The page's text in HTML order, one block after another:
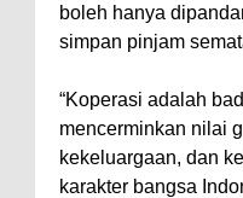
boleh hanya
simpan pinjam
“Koperasi adalah
mencerminkan nilai
kekeluargaan, dan
karakter bangsa